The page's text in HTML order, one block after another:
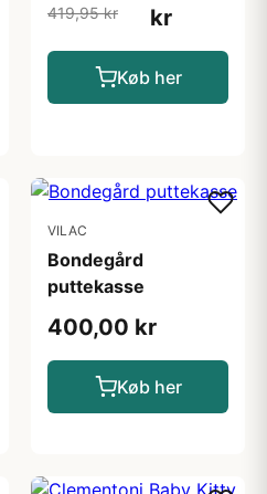
419,95 kr
kr
Køb her
VILAC
Bondegård
puttekasse
400,00 kr
Køb her